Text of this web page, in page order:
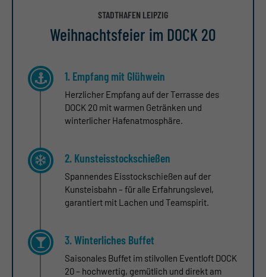
STADTHAFEN LEIPZIG
Weihnachtsfeier im DOCK 20
1. Empfang mit Glühwein
Herzlicher Empfang auf der Terrasse des
DOCK 20 mit warmen Getränken und
winterlicher Hafenatmosphäre.
2. Kunsteisstockschießen
Spannendes Eisstockschießen auf der
Kunsteisbahn – für alle Erfahrungslevel,
garantiert mit Lachen und Teamspirit.
3. Winterliches Buffet
Saisonales Buffet im stilvollen Eventloft DOCK
20 – hochwertig, gemütlich und direkt am